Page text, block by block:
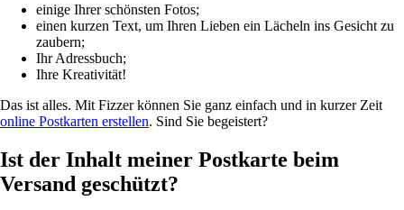
einige Ihrer schönsten Fotos;
einen kurzen Text, um Ihren Lieben ein Lächeln ins Gesicht zu
zaubern;
Ihr Adressbuch;
Ihre Kreativität!
Das ist alles. Mit Fizzer können Sie ganz einfach und in kurzer Zeit
online Postkarten erstellen. Sind Sie begeistert?
Ist der Inhalt meiner Postkarte beim
Versand geschützt?